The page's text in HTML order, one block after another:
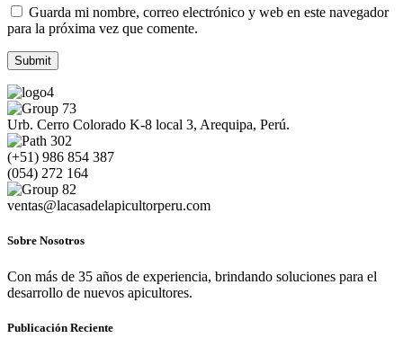
Guarda mi nombre, correo electrónico y web en este navegador
para la próxima vez que comente.
Urb. Cerro Colorado K-8 local 3, Arequipa, Perú.
(+51) 986 854 387
(054) 272 164
ventas@lacasadelapicultorperu.com
Sobre Nosotros
Con más de 35 años de experiencia, brindando soluciones para el
desarrollo de nuevos apicultores.
Publicación Reciente